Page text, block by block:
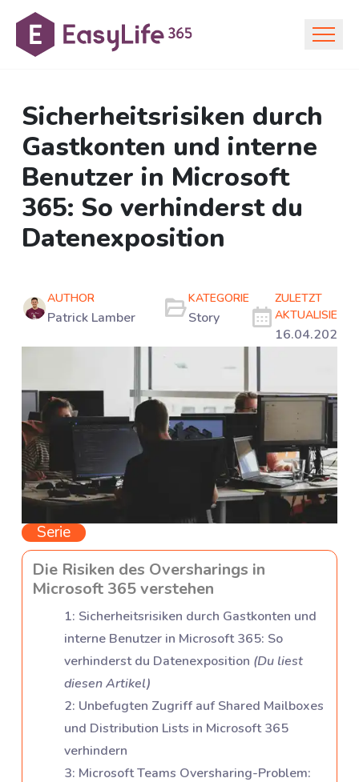
Sicherheitsrisiken durch
Gastkonten und interne
Benutzer in Microsoft
365: So verhinderst du
Datenexposition
AUTHOR
Patrick Lamber
KATEGORIE
Story
ZULETZT
AKTUALISIERT
16.04.2025
Serie
Die Risiken des Oversharings in
Microsoft 365 verstehen
1: Sicherheitsrisiken durch Gastkonten und
interne Benutzer in Microsoft 365: So
verhinderst du Datenexposition (Du liest
diesen Artikel)
2: Unbefugten Zugriff auf Shared Mailboxes
und Distribution Lists in Microsoft 365
verhindern
3: Microsoft Teams Oversharing-Problem: